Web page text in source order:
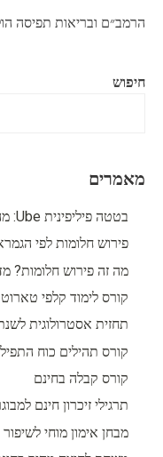
הרמב״ם ובריאות תפיסה
חיפוש
מאמרים
בטטה פיליפינית Ube: מה זה, מה הטעם ואיך משתמשים
פירוש חלומות לפי
מה זה פירוש חלומות?
קורס לימוד קלפי
תחזית אסטרולוגית לשנת
קורס תהילים כוח
קורס קבלה בחינם
תרגילי זיכרון חינם
מבחן אימון מוחי לשיפור